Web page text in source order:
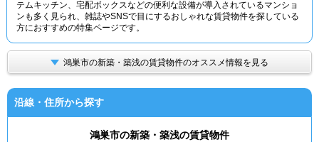
テムキッチン、宅配ボックスなどの便利な設備が導入されているマンショ
ンも多く見られ、雑誌やSNSで目にするおしゃれな賃貸物件を探している
方におすすめの特集ページです。
鴻巣市の新築・築浅の賃貸物件のオススメ情報を見る
沿線・住所から探す
鴻巣市の新築・築浅の賃貸物件